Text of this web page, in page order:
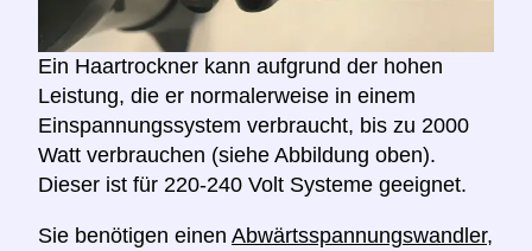
Ein Haartrockner kann aufgrund der hohen
Leistung, die er normalerweise in einem
Einspannungssystem verbraucht, bis zu 2000
Watt verbrauchen (siehe Abbildung oben).
Dieser ist für 220-240 Volt Systeme geeignet.
Sie benötigen einen Abwärtsspannungswandler,